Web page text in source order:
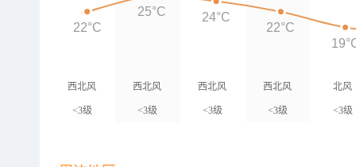
西北风
<3级
西北风
<3级
西北风
<3级
西北风
<3级
北风
<3级
22°C
25°C 24°C
22°C